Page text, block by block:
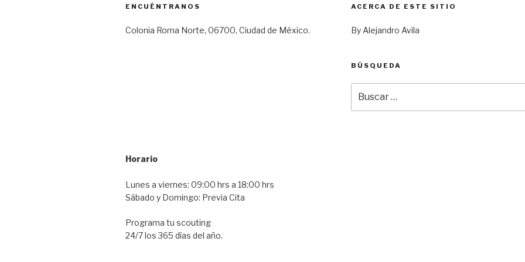
ENCUÉNTRANOS
Colonia Roma Norte, 06700, Ciudad de México.
Horario
Lunes a viernes: 09:00 hrs a 18:00 hrs
Sábado y Domingo: Previa Cita
Programa tu scouting
24/7 los 365 días del año.
ACERCA DE ESTE SITIO
By Alejandro Avila
BÚSQUEDA
por: